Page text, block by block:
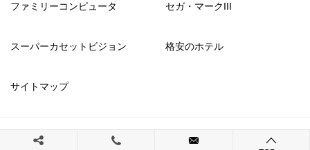
ファミリーコンピュータ セガ・マークIII
スーパーカセットビジョン 格安のホテル
サイトマップ
© 2023 動画は無料でたのしまなきゃね♪